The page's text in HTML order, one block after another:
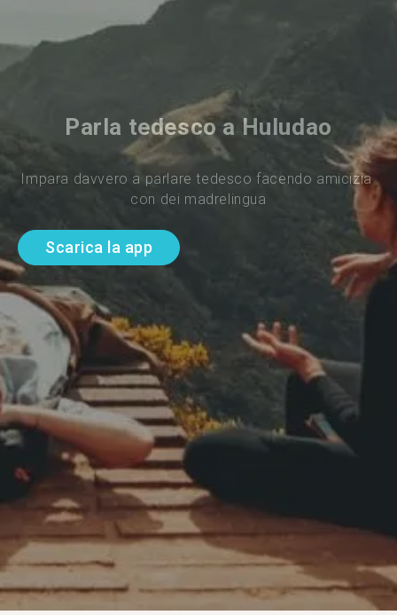
Parla tedesco a Huludao
Impara davvero a parlare tedesco facendo amicizia
con dei madrelingua
Scarica la app